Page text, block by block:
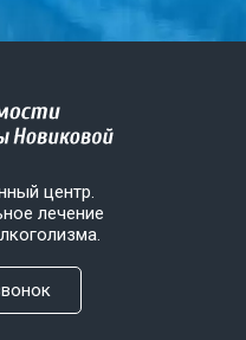
центр.
лечение